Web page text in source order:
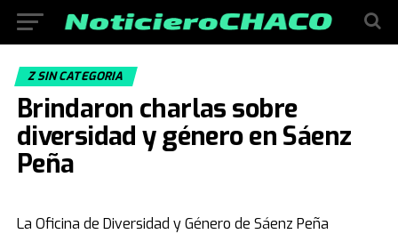
Z SIN CATEGORIA
Brindaron charlas sobre
diversidad y género en Sáenz
Peña
La Oficina de Diversidad y Género de Sáenz Peña